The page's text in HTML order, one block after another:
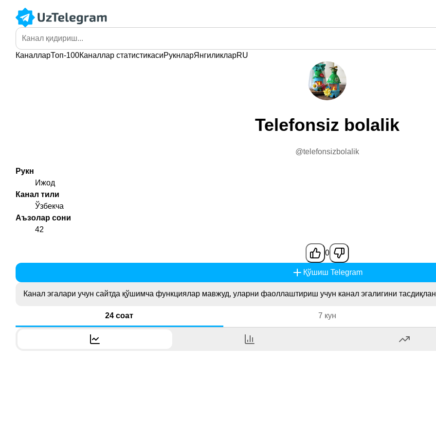
КаналларТоп-100Каналлар статистикасиРукнларЯнгиликларRU
Telefonsiz bolalik
@telefonsizbolalik
Рукн
Ижод
Канал тили
Ўзбекча
Аъзолар сони
42
0
Қўшиш Telegram
Канал эгалари учун сайтда қўшимча функциялар мавжуд, уларни фаоллаштириш учун канал эгалигини
24 соат 7 кун